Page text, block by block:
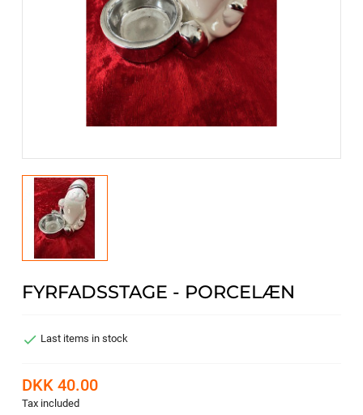
FYRFADSSTAGE - PORCELÆN
 Last items in stock
DKK 40.00
Tax included